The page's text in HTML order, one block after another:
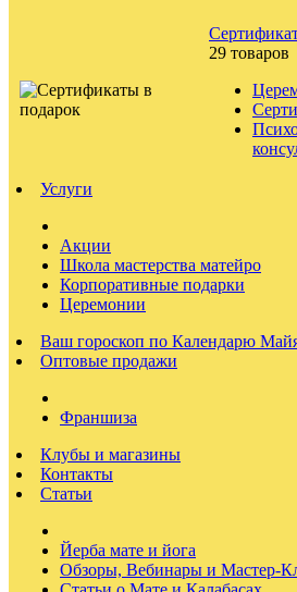
29 товаров
Услуги
Акции
Школа мастерства матейро
Корпоративные подарки
Церемонии
Ваш гороскоп по Календарю
Оптовые продажи
Франшиза
Клубы и магазины
Контакты
Статьи
Йерба мате и йога
Обзоры, Вебинары и Мастер-